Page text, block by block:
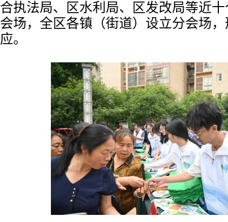
合执法局、区水利局、区发改局等近
会场，全区各镇（街道）设立分会场
应。